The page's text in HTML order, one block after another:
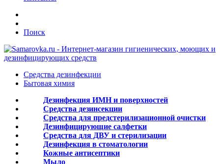
Поиск
Средства дезинфекции
Бытовая химия
Дезинфекция ИМН и поверхностей
Средства дезинсекции
Средства для предстерилизационной очистки
Дезинфицирующие салфетки
Средства для ДВУ и cтерилизации
Дезинфекция в стоматологии
Кожные антисептики
Мыло